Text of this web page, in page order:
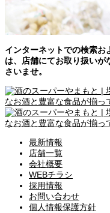
インターネットでの検索お
は、店舗にてお取り扱いが
さいませ。
最新情報
店舗一覧
会社概要
WEBチラシ
採用情報
お問い合わせ
個人情報保護方針